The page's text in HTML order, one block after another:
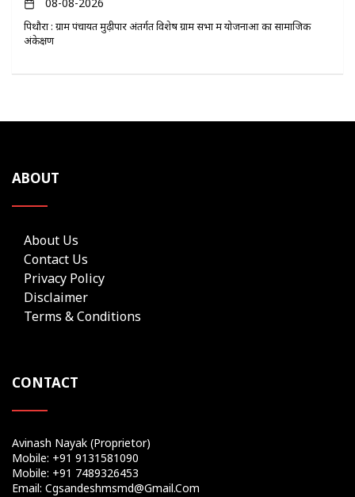
पिथौरा : ग्राम पंचायत मुढ़ीपार अंतर्गत विशेष ग्राम सभा में योजनाओं का सामाजिक
अंकेक्षण
ABOUT
About Us
Contact Us
Privacy Policy
Disclaimer
Terms & Conditions
CONTACT
Avinash Nayak (Proprietor)
Mobile: +91 9131581090
Mobile: +91 7489326453
Email: Cgsandeshmsmd@gmail.com